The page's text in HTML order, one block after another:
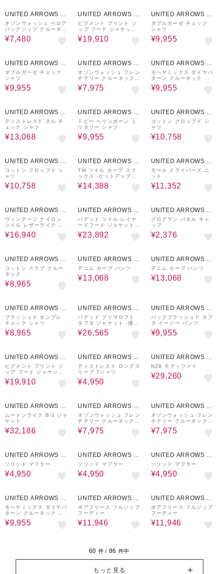
UNITED ARROWS O
UTLET
オゾンウォッシュ ベロア
バックジップ クルーネッ
ク
¥7,480
UNITED ARROWS O
UTLET
ピグメント プリント ジ
ップ フード ジャケット -
セットアップ対応-
¥19,910
UNITED ARROWS O
UTLET
ダブルガーゼ チェック
シャツ
¥9,955
UNITED ARROWS O
UTLET
ダブルガーゼ チェック
シャツ
¥9,955
UNITED ARROWS O
UTLET
オゾンウォッシュ フレン
チテリー クルーネック
スウェット
¥7,975
UNITED ARROWS O
UTLET
モヘヤミックス ダイヤパ
ターン クルーネック ニ
ット
¥9,955
UNITED ARROWS O
UTLET
ディストレスト ネル チ
ェック シャツ
¥13,068
UNITED ARROWS O
UTLET
ドビー ヘリンボーン ミ
リタリー シャツ
¥9,955
UNITED ARROWS O
UTLET
コットン クロップド シ
ャツ
¥10,758
UNITED ARROWS O
UTLET
コットン クロップド シ
ャツ
¥10,758
UNITED ARROWS O
UTLET
TW ツイル カーブ スラ
ックス -セットアップ対
応-
¥14,388
UNITED ARROWS O
UTLET
モール ドライバーズ ニ
ット
¥11,352
UNITED ARROWS O
UTLET
ヴィンテージ ナイロン
ツイル レザーライク カ
ラー ジャケット
¥16,940
UNITED ARROWS O
UTLET
パデッド ツイル レイヤ
ードフード ジャケット -
撥水機能-
¥23,892
UNITED ARROWS O
UTLET
グログラン パネル キャ
ップ
¥2,376
UNITED ARROWS O
UTLET
コットン スラブ クルー
ネック
¥8,965
UNITED ARROWS O
UTLET
デニム カーブ パンツ
¥13,068
UNITED ARROWS O
UTLET
デニム カーブ パンツ
¥13,068
UNITED ARROWS O
UTLET
ブラッシュド オンブレ
チェック シャツ
¥8,965
UNITED ARROWS O
UTLET
パデッド プリマロフト
タフタ ジャケット -撥水
機能-
¥26,565
UNITED ARROWS O
UTLET
バックブラッシュド タフ
タ イージー パンツ
¥9,955
UNITED ARROWS O
UTLET
ピグメント プリント ジ
ップ フード ジャケット -
セットアップ対応-
¥19,910
UNITED ARROWS O
UTLET
ディストレスト ロングス
リーブ Tシャツ
¥4,950
UNITED ARROWS O
UTLET
N2B モディファイ
¥29,260
UNITED ARROWS O
UTLET
ムートンライク B-3 ジャ
ケット
¥32,186
UNITED ARROWS O
UTLET
オゾンウォッシュ フレン
チテリー クルーネック
スウェット
¥7,975
UNITED ARROWS O
UTLET
オゾンウォッシュ フレン
チテリー クルーネック
スウェット
¥7,975
UNITED ARROWS O
UTLET
ソリッド マフラー
¥4,950
UNITED ARROWS O
UTLET
ソリッド マフラー
¥4,950
UNITED ARROWS O
UTLET
ソリッド マフラー
¥4,950
UNITED ARROWS O
UTLET
モヘヤミックス ダイヤパ
ターン クルーネック ニ
ット
¥9,955
UNITED ARROWS O
UTLET
ボアフリース フルジップ
フーディー
¥11,946
UNITED ARROWS O
UTLET
ボアフリース フルジップ
フーディー
¥11,946
60 件 / 86 件中
もっと見る